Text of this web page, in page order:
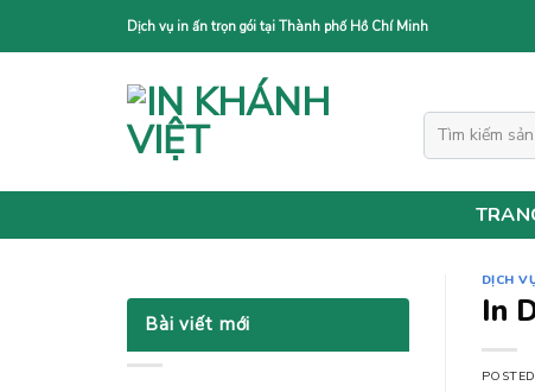
Dịch vụ in ấn trọn gói tại Thành phố Hồ Chí Minh
Tìm
kiếm:
Bài viết mới
DỊCH
In